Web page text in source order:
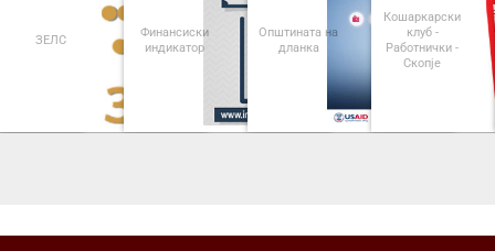
ЗЕЛС
Финансиски
индикатор
Општината на
дланка
Кошаркарски
клуб -
Работнички -
Скопје